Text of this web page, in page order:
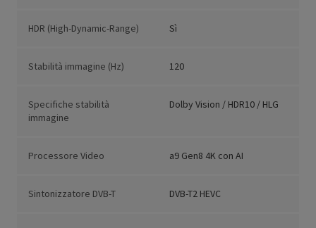
HDR (High-Dynamic-Range) Sì
Stabilità immagine (Hz) 120
Specifiche stabilità
immagine
Dolby Vision / HDR10 / HLG
Processore Video a9 Gen8 4K con AI
Sintonizzatore DVB-T DVB-T2 HEVC